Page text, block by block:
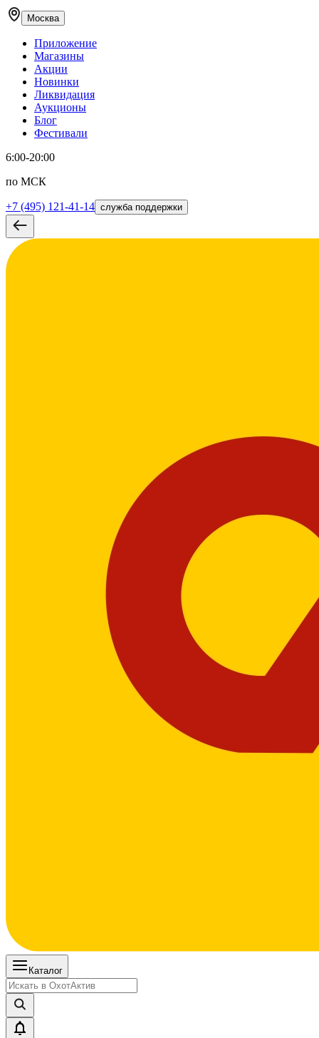
Москва
Приложение
Магазины
Акции
Новинки
Ликвидация
Аукционы
Блог
Фестивали
6:00-20:00
по МСК
+7 (495) 121-41-14 служба поддержки
Каталог